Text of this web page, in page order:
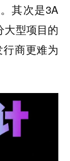
其次是3A
大型项目的
商更难为